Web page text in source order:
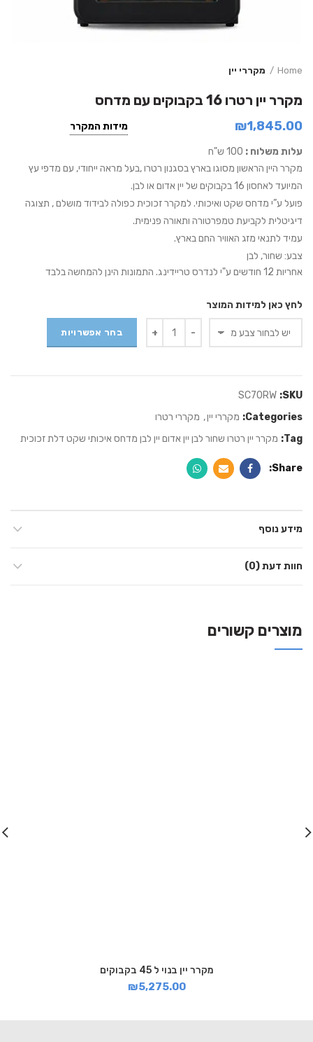
Home מקררי יין
מקרר יין רטרו 16 בקבוקים עם מדחס
מידות המקרר ₪1,845.00
עלות משלוח : 100 ש"ח
מקרר היין הראשון מסוגו בארץ בסגנון רטרו ,בעל מראה ייחודי, עם מדפי עץ
המיועד לאחסון 16 בקבוקים של יין אדום או לבן.
פועל ע”י מדחס שקט ואיכותי. למקרר זכוכית כפולה לבידוד מושלם , תצוגה
דיגיטלית לקביעת טמפרטורה ותאורה פנימית.
עמיד לתנאי מזג האוויר החם בארץ.
צבע: שחור, לבן
אחריות 12 חודשים ע"י לנדרס טריידינג. התמונות הינן להמחשה בלבד
לחץ כאן למידות המוצר
בחר אפשרויות
SKU:
SC70RW
Categories: מקררי יין, מקררי רטרו
Tag: מקרר יין רטרו שחור לבן יין אדום יין לבן מדחס איכותי שקט דלת זכוכית
Share
מידע נוסף
חוות דעת (0)
מוצרים קשורים
מקרר יין בנוי ל 45 בקבוקים
₪5,275.00